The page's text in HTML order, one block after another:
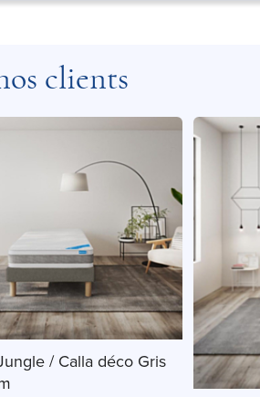
clients
/ Calla déco Gris